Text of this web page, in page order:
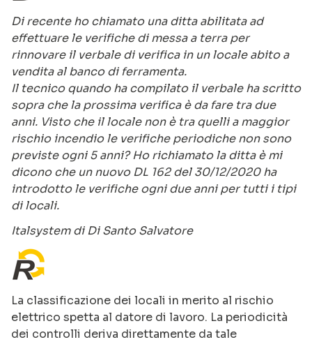
Di recente ho chiamato una ditta abilitata ad
effettuare le verifiche di messa a terra per
rinnovare il verbale di verifica in un locale abito a
vendita al banco di ferramenta.
Il tecnico quando ha compilato il verbale ha scritto
sopra che la prossima verifica è da fare tra due
anni. Visto che il locale non è tra quelli a maggior
rischio incendio le verifiche periodiche non sono
previste ogni 5 anni? Ho richiamato la ditta è mi
dicono che un nuovo DL 162 del 30/12/2020 ha
introdotto le verifiche ogni due anni per tutti i tipi
di locali.
Italsystem di Di Santo Salvatore
La classificazione dei locali in merito al rischio
elettrico spetta al datore di lavoro. La periodicità
dei controlli deriva direttamente da tale